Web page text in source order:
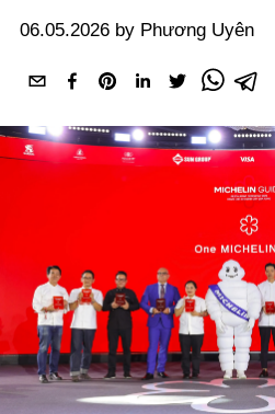
06.05.2026 by Phương Uyên